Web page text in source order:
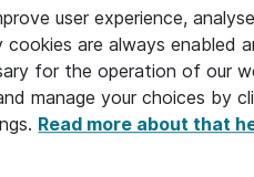
jeg vil gerne
er stolt af den
igennem i
user experience,
are always enabled
for the operation of our
manage your choices by
Read more about that